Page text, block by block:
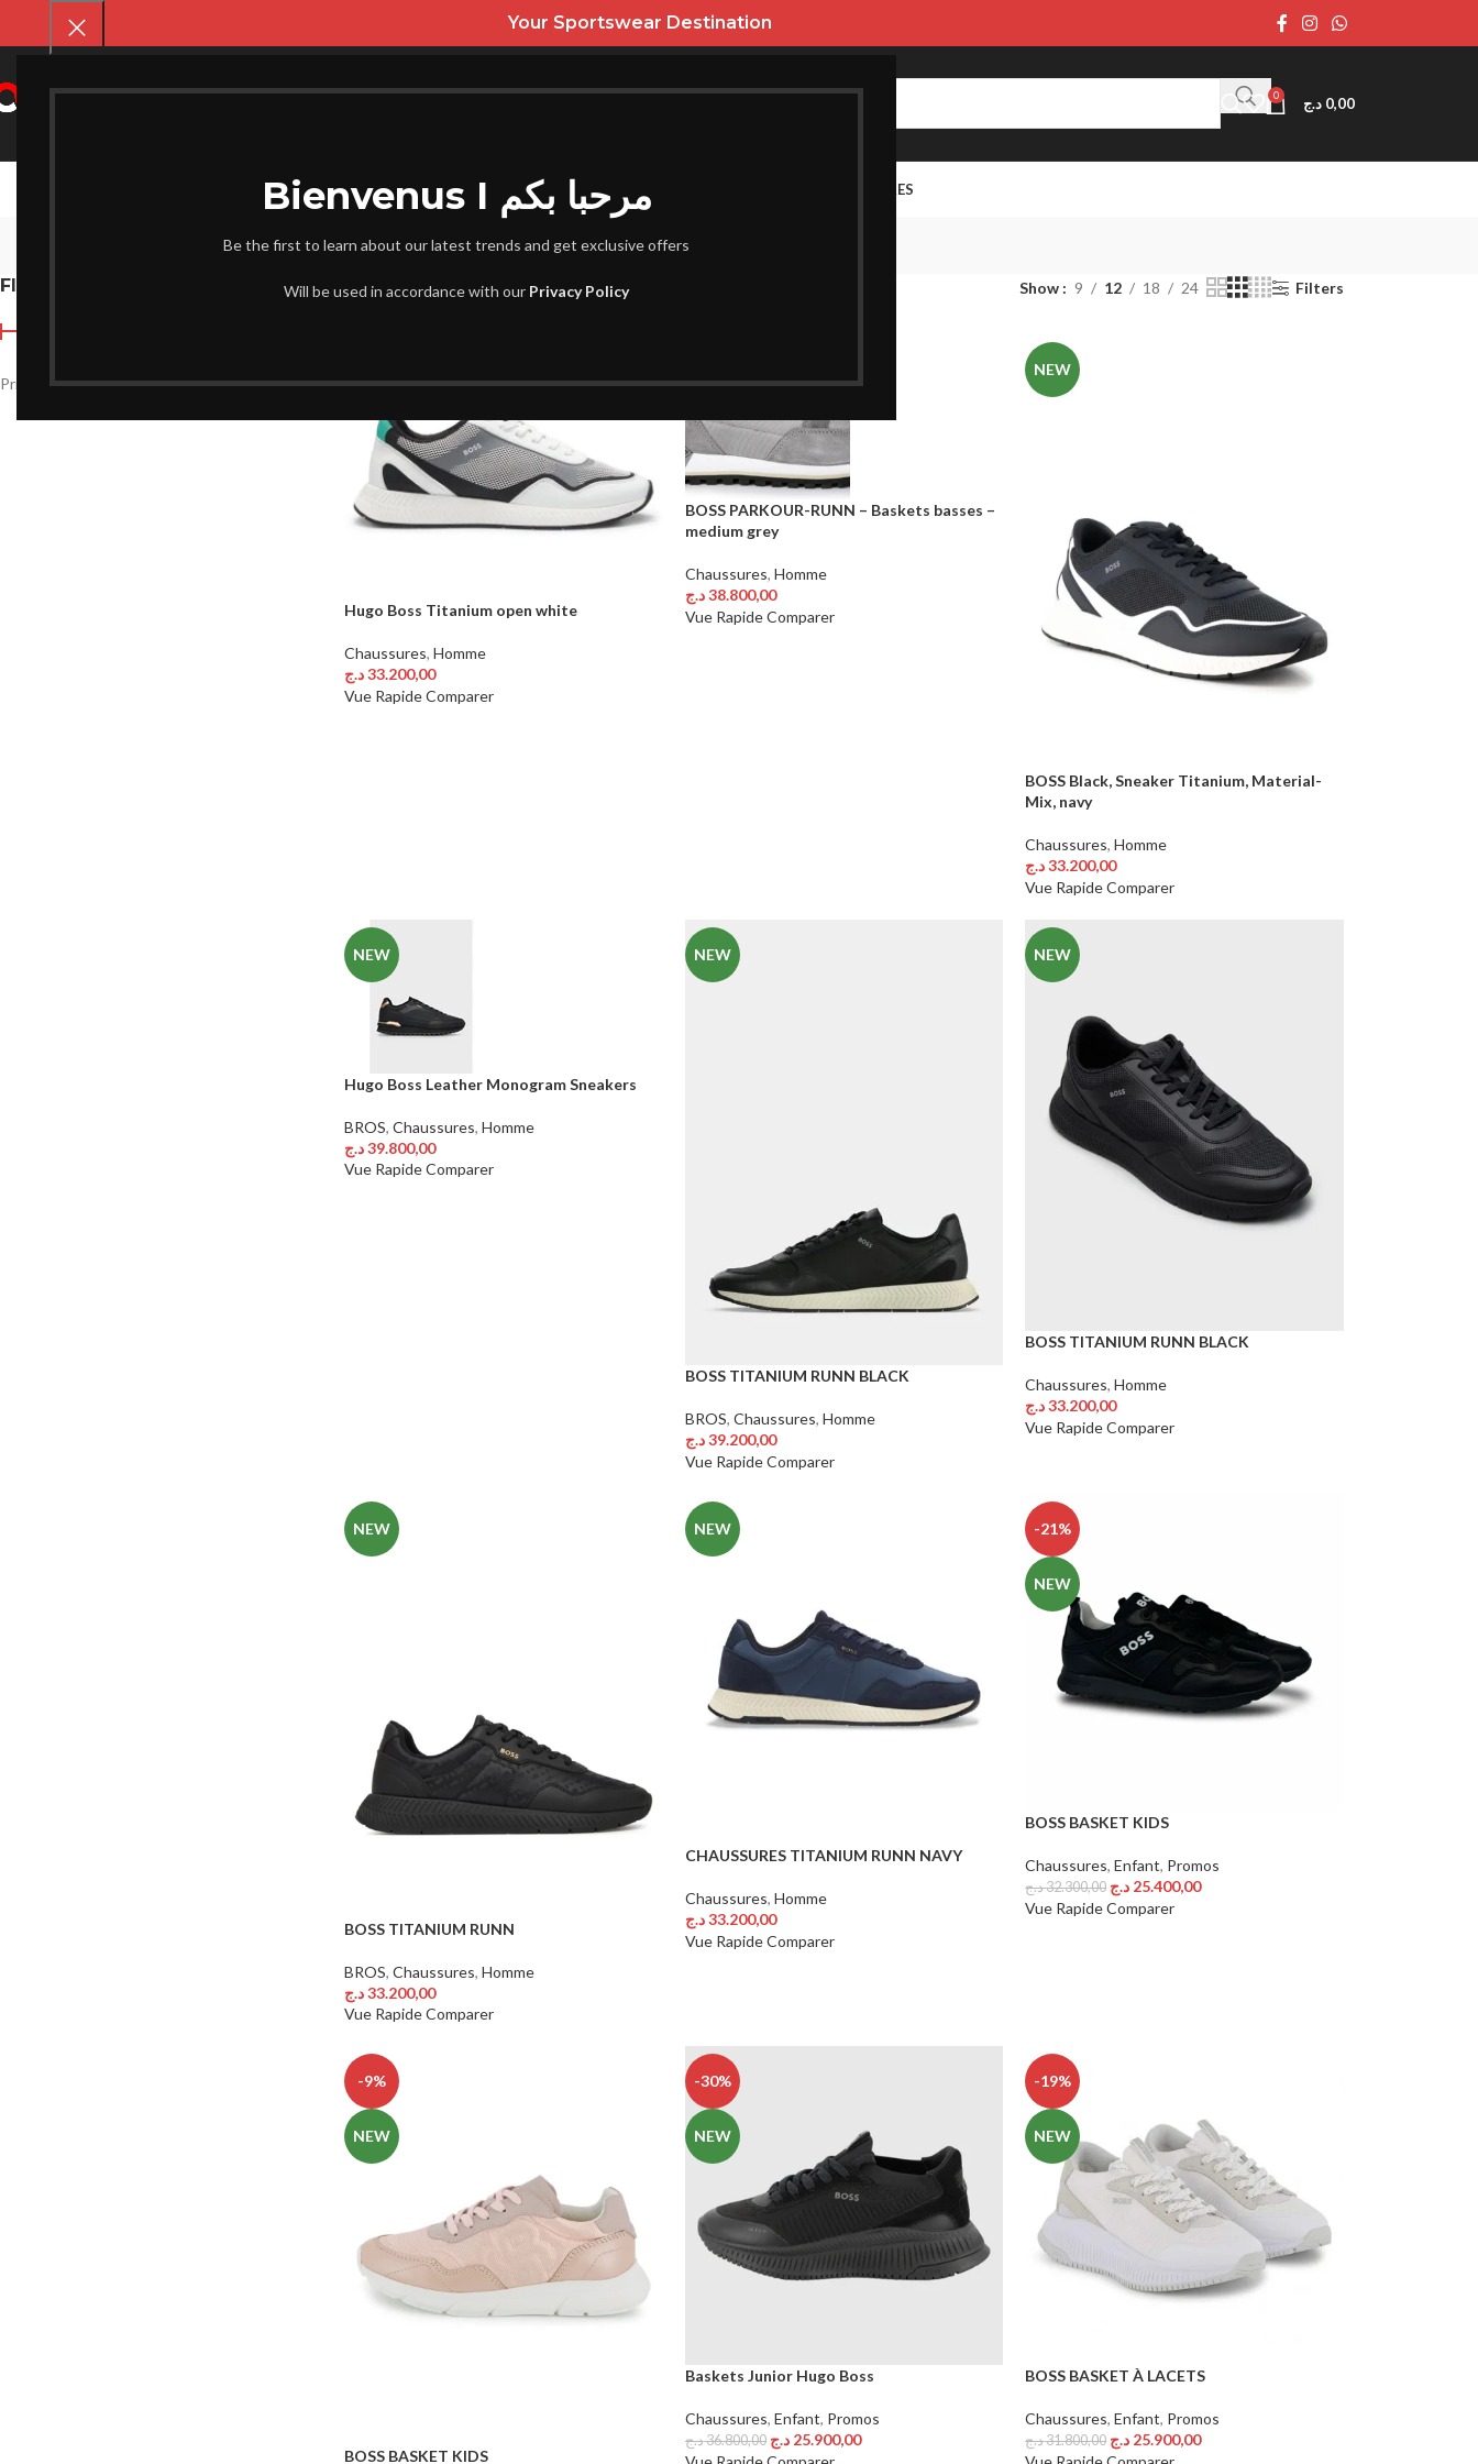
Bienvenus I مرحبا بكم
Be the first to learn about our latest trends and get exclusive offers
Will be used in accordance with our Privacy Policy
Your Sportswear Destination
0 0,00 د.ج
CHAUSSURESHOMME ENFANT SACS ET ACCESSOIRES
boss
FILTER BY PRICE
FILTRER
Prix : 15.900 د.ج—39.800 د.ج
Accueil Produits identifiés “boss” Show 9 12 18 24 Filters
Hugo Boss Titanium open white
Chaussures, Homme
33.200,00د.ج
Choix Des Options
Vue RapideComparer
BOSS PARKOUR-RUNN – Baskets basses –
medium grey
Chaussures, Homme
38.800,00د.ج
Choix Des Options
Vue RapideComparer
NEW
BOSS Black, Sneaker Titanium, Material-
Mix, navy
Chaussures,Homme
33.200,00د.ج
Choix Des Options
Vue RapideComparer
NEW
Hugo Boss Leather Monogram Sneakers
BROS, Chaussures, Homme
39.800,00د.ج
Choix Des Options
Vue RapideComparer
NEW
BOSS TITANIUM RUNN BLACK
BROS, Chaussures, Homme
39.200,00د.ج
Choix Des Options
Vue RapideComparer
NEW
BOSS TITANIUM RUNN BLACK
Chaussures,Homme
33.200,00د.ج
Choix Des Options
Vue RapideComparer
NEW
BOSS TITANIUM RUNN
BROS, Chaussures, Homme
33.200,00د.ج
Choix Des Options
Vue RapideComparer
NEW
CHAUSSURES TITANIUM RUNN NAVY
Chaussures, Homme
33.200,00د.ج
Choix Des Options
Vue RapideComparer
-21%
NEW
BOSS BASKET KIDS
Chaussures,Enfant, Promos
32.300,00د.ج 25.400,00 د.ج
Choix Des Options
Vue RapideComparer
-9%
NEW
BOSS BASKET KIDS
-30%
NEW
Baskets Junior Hugo Boss
Chaussures, Enfant, Promos
36.800,00د.ج 25.900,00 د.ج
Choix Des Options
-19%
NEW
BOSS BASKET À LACETS
Chaussures,Enfant, Promos
31.800,00د.ج 25.900,00 د.ج
Choix Des Options